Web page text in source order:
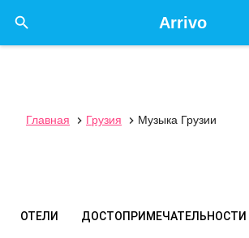
Arrivo

Главная  Грузия  Музыка Грузии
ОТЕЛИ ДОСТОПРИМЕЧАТЕЛЬНОСТИ